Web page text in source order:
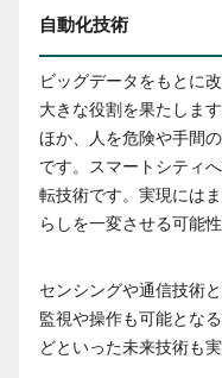
自動化技術
ビッグデータをもとに
大きな役割を果たしま
ほか、人を危険や手間
です。スマートシティ
転技術です。実現には
らしを一変させる可能性
センシングや通信技術
監視や操作も可能とな
どといった未来技術も